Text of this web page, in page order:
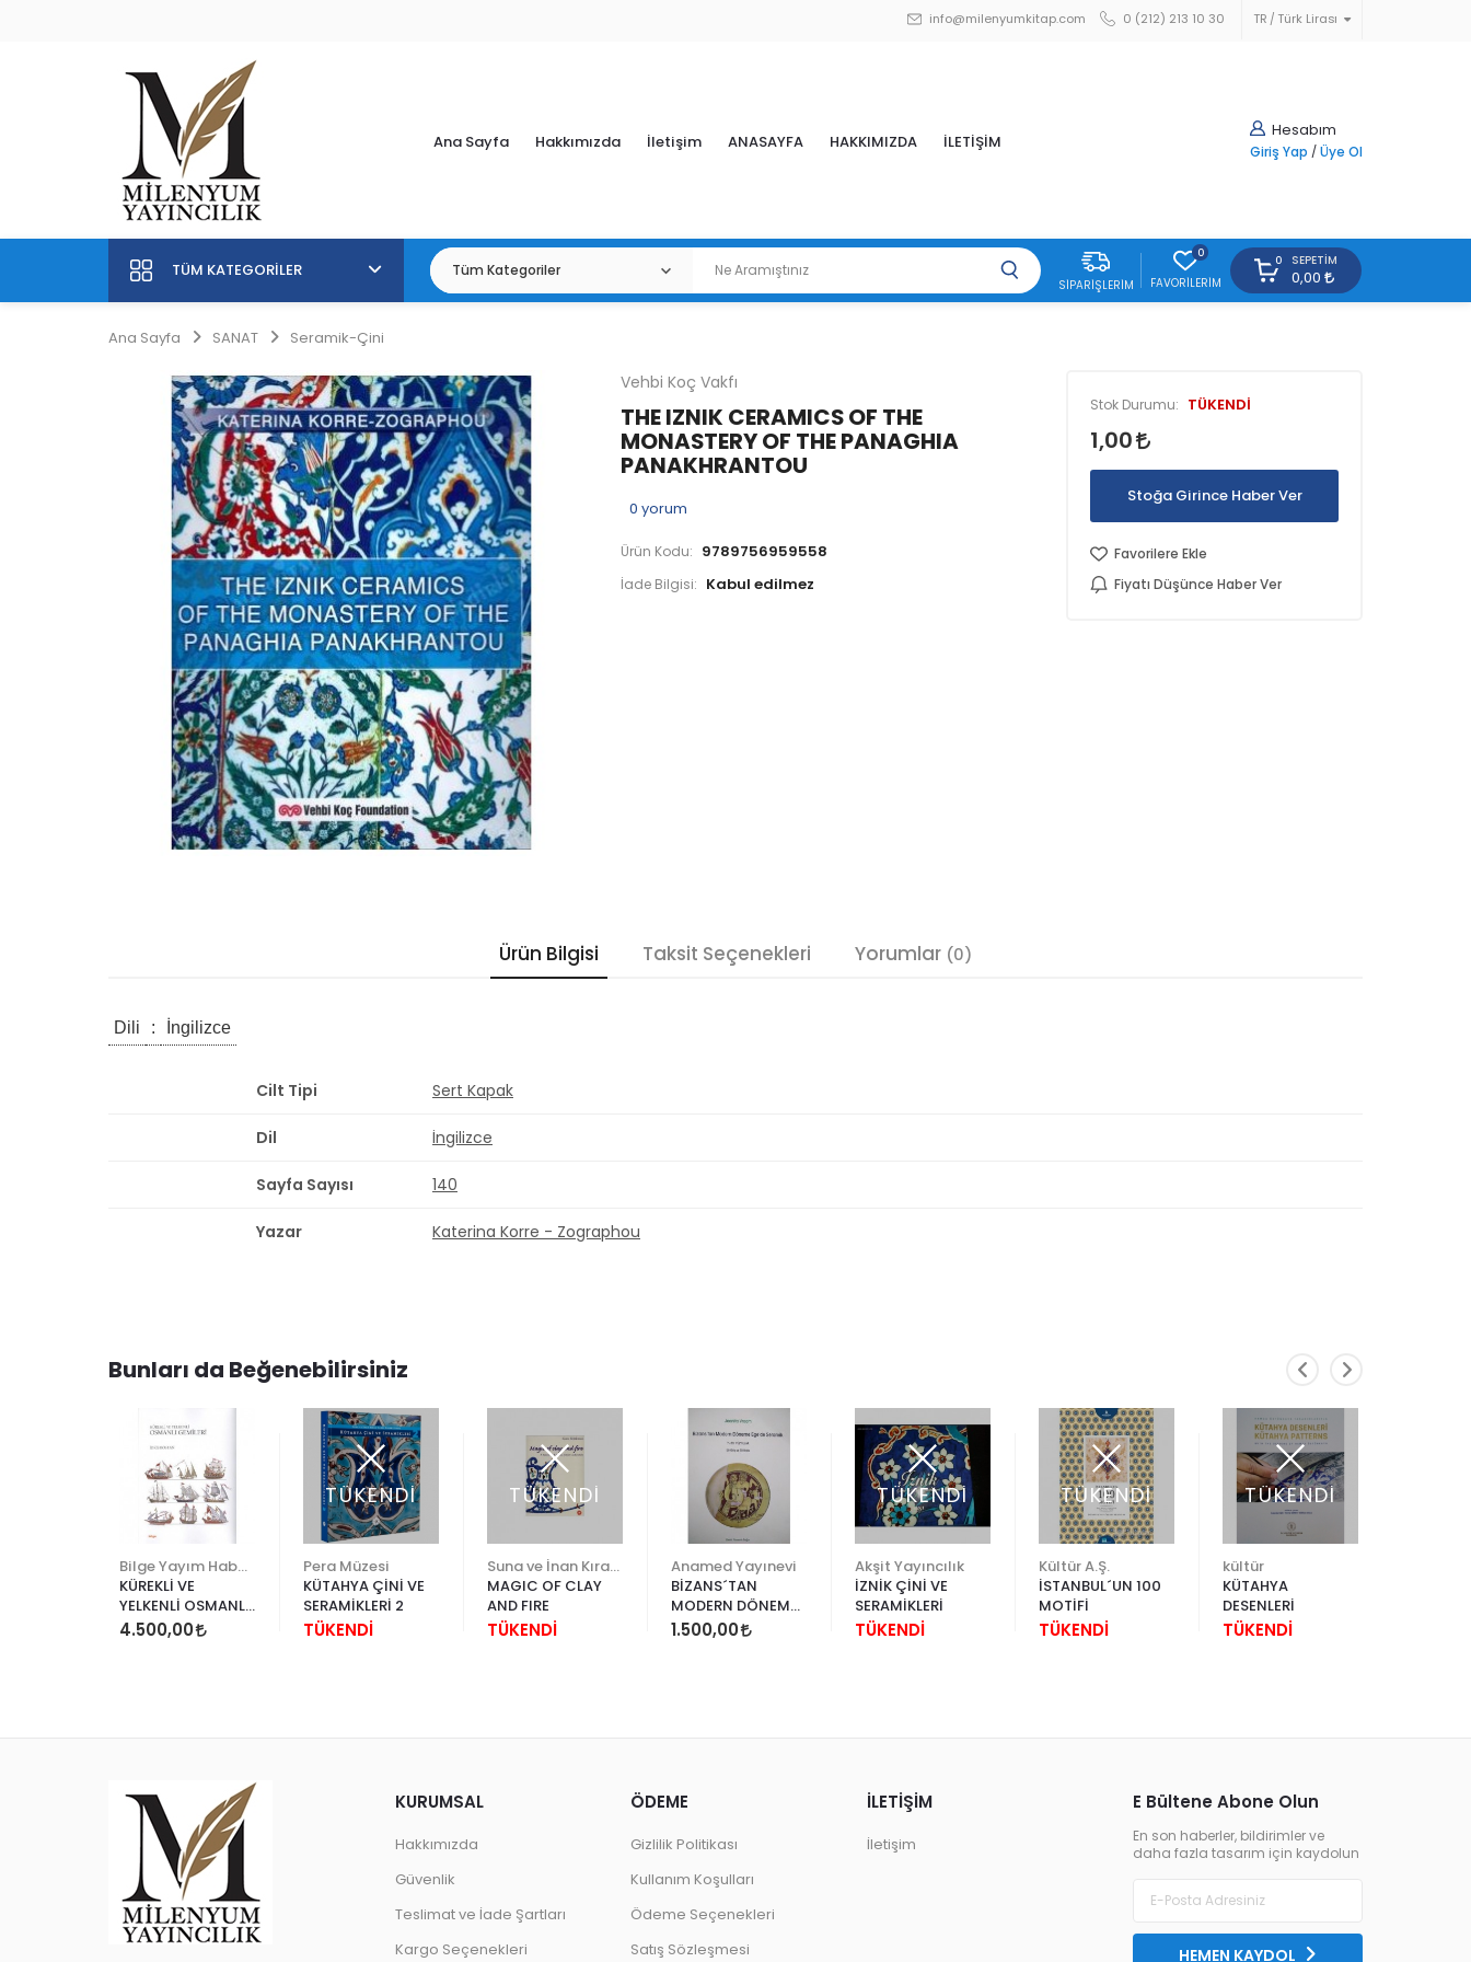
TR Türk Lirası
info@milenyumkitap.com 0 (212) 213 10 30
Hesabım
Giriş Yap / Üye Ol
Ana Sayfa Hakkımızda İletişim ANASAYFA HAKKIMIZDA İLETİŞİM
TÜM KATEGORILER
SIPARIŞLERIM
0
FAVORILERIM
0 SEPETIM
0,00
Ana Sayfa SANAT Seramik-Çini
Vehbi Koç Vakfı
THE IZNIK CERAMICS OF THE
MONASTERY OF THE PANAGHIA
PANAKHRANTOU
0 yorum
Ürün Kodu: 9789756959558
İade Bilgisi:
Stok Durumu: TÜKENDİ
1,00
Stoğa Girince Haber Ver
Favorilere Ekle
Fiyatı Düşünce Haber Ver
Ürün Bilgisi Taksit Seçenekleri Yorumlar (0)
Dili : İngilizce
Cilt Tipi Sert Kapak
Dil İngilizce
Sayfa Sayısı 140
Yazar Katerina Korre - Zographou
Bunları da Beğenebilirsiniz
KÜREKLİ VE
YELKENLİ OSMANLI
GEMİLERİ
4.500,00
TÜKENDİ
Pera Müzesi
KÜTAHYA ÇİNİ VE
SERAMİKLERİ 2
TÜKENDİ
TÜKENDİ
MAGIC OF CLAY
AND FIRE
TÜKENDİ
Anamed Yayınevi
BİZANS´TAN
MODERN DÖNEME
EGE´DE SERAMİK
1.500,00
TÜKENDİ
Akşit Yayıncılık
İZNİK ÇİNİ VE
SERAMİKLERİ
TÜKENDİ
TÜKENDİ
Kültür A.Ş.
İSTANBUL´UN 100
MOTİFİ
TÜKENDİ
TÜKENDİ
kültür
KÜTAHYA
DESENLERİ
TÜKENDİ
E Bültene Abone Olun
En son haberler, bildirimler ve
daha fazla tasarım için kaydolun
HEMEN KAYDOL
KURUMSAL
Hakkımızda
Güvenlik
Teslimat ve İade Şartları
Kargo Seçenekleri
ÖDEME
Gizlilik Politikası
Kullanım Koşulları
Ödeme Seçenekleri
Satış Sözleşmesi
İLETİŞİM
İletişim